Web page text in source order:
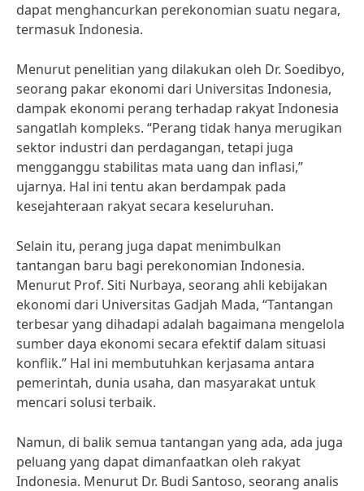
dapat menghancurkan perekonomian suatu negara,
termasuk Indonesia.
Menurut penelitian yang dilakukan oleh Dr. Soedibyo,
seorang pakar ekonomi dari Universitas Indonesia,
dampak ekonomi perang terhadap rakyat Indonesia
sangatlah kompleks. “Perang tidak hanya merugikan
sektor industri dan perdagangan, tetapi juga
mengganggu stabilitas mata uang dan inflasi,”
ujarnya. Hal ini tentu akan berdampak pada
kesejahteraan rakyat secara keseluruhan.
Selain itu, perang juga dapat menimbulkan
tantangan baru bagi perekonomian Indonesia.
Menurut Prof. Siti Nurbaya, seorang ahli kebijakan
ekonomi dari Universitas Gadjah Mada, “Tantangan
terbesar yang dihadapi adalah bagaimana mengelola
sumber daya ekonomi secara efektif dalam situasi
konflik.” Hal ini membutuhkan kerjasama antara
pemerintah, dunia usaha, dan masyarakat untuk
mencari solusi terbaik.
Namun, di balik semua tantangan yang ada, ada juga
peluang yang dapat dimanfaatkan oleh rakyat
Indonesia. Menurut Dr. Budi Santoso, seorang analis